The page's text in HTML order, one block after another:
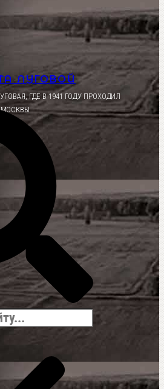
ЛУГОВОЙ
ГДЕ В 1941 ГОДУ ПРОХОДИЛ
МОСКВЫ